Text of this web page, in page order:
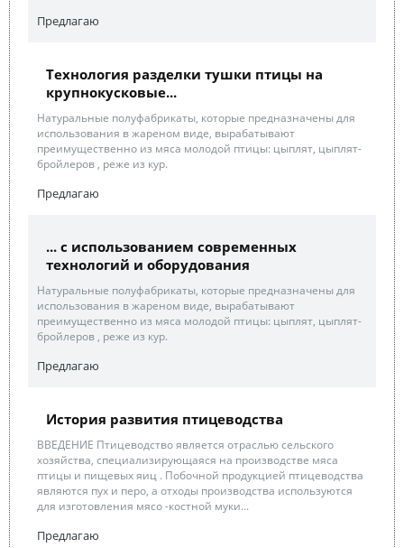
Предлагаю
Технология разделки тушки птицы на
крупнокусковые...
Натуральные полуфабрикаты, которые предназначены для
использования в жареном виде, вырабатывают
преимущественно из мяса молодой птицы: цыплят, цыплят-
бройлеров , реже из кур.
Предлагаю
... с использованием современных
технологий и оборудования
Натуральные полуфабрикаты, которые предназначены для
использования в жареном виде, вырабатывают
преимущественно из мяса молодой птицы: цыплят, цыплят-
бройлеров , реже из кур.
Предлагаю
История развития птицеводства
ВВЕДЕНИЕ Птицеводство является отраслью сельского
хозяйства, специализирующаяся на производстве мяса
птицы и пищевых яиц . Побочной продукцией птицеводства
являются пух и перо, а отходы производства используются
для изготовления мясо -костной муки...
Предлагаю